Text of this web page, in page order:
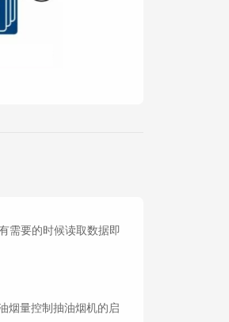
需要的时候读取数据即
烟量控制抽油烟机的启